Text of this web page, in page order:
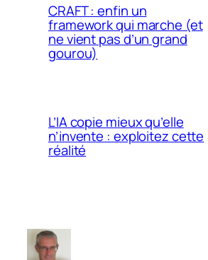
CRAFT : enfin un
framework qui marche (et
ne vient pas d’un grand
gourou)
L’IA copie mieux qu’elle
n’invente : exploitez cette
réalité